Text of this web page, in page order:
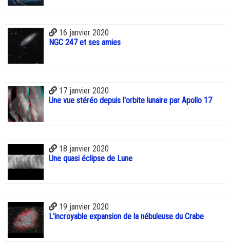
16 janvier 2020
NGC 247 et ses amies
17 janvier 2020
Une vue stéréo depuis l'orbite lunaire par Apollo 17
18 janvier 2020
Une quasi éclipse de Lune
19 janvier 2020
L'incroyable expansion de la nébuleuse du Crabe